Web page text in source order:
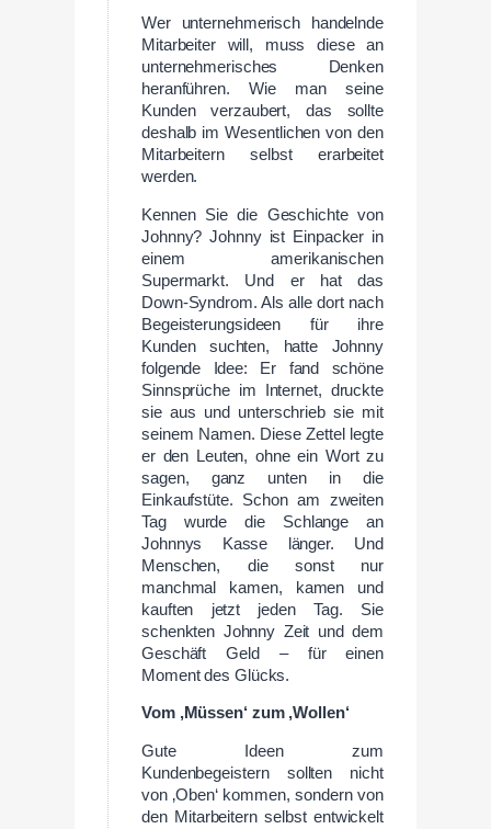
Wer unternehmerisch handelnde
Mitarbeiter will, muss diese an
unternehmerisches Denken
heranführen. Wie man seine
Kunden verzaubert, das sollte
deshalb im Wesentlichen von den
Mitarbeitern selbst erarbeitet
werden.
Kennen Sie die Geschichte von
Johnny? Johnny ist Einpacker in
einem amerikanischen
Supermarkt. Und er hat das
Down-Syndrom. Als alle dort nach
Begeisterungsideen für ihre
Kunden suchten, hatte Johnny
folgende Idee: Er fand schöne
Sinnsprüche im Internet, druckte
sie aus und unterschrieb sie mit
seinem Namen. Diese Zettel legte
er den Leuten, ohne ein Wort zu
sagen, ganz unten in die
Einkaufstüte. Schon am zweiten
Tag wurde die Schlange an
Johnnys Kasse länger. Und
Menschen, die sonst nur
manchmal kamen, kamen und
kauften jetzt jeden Tag. Sie
schenkten Johnny Zeit und dem
Geschäft Geld – für einen
Moment des Glücks.
Vom ‚Müssen‘ zum ‚Wollen‘
Gute Ideen zum
Kundenbegeistern sollten nicht
von ‚Oben‘ kommen, sondern von
den Mitarbeitern selbst entwickelt